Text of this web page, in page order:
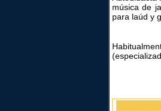
música de
para laúd y